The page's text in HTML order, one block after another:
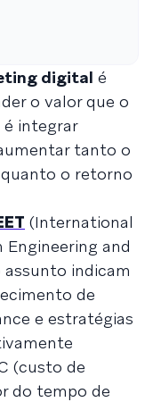
digital é
o valor que o
é integrar
tanto o
o retorno
(International
and
assunto indicam
de
e estratégias
(custo de
do tempo de